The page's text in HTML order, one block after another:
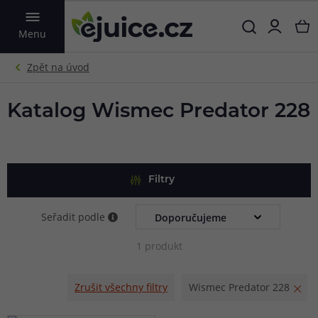
Menu
VYHLEDAT
Katalog Wismec Predator 228
Filtry
Seřadit podle
1 produkt
Zrušit všechny filtry Wismec Predator 228